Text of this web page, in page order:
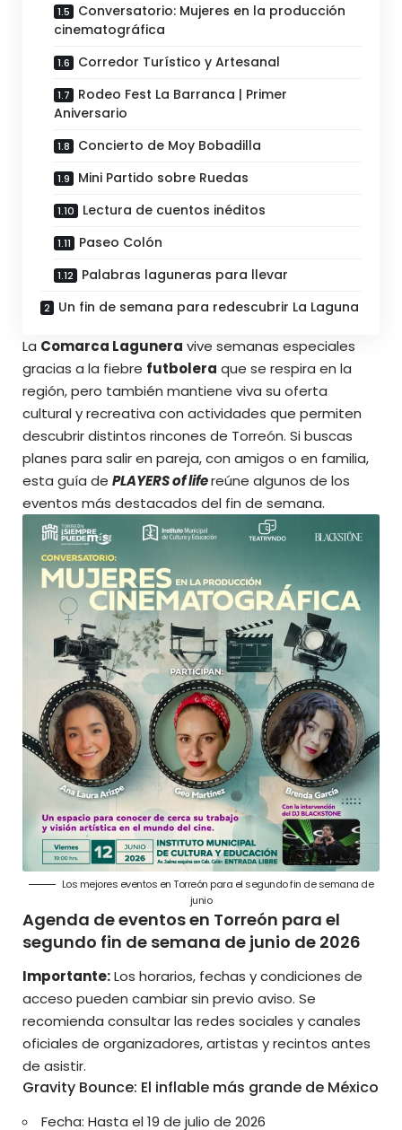
Conversatorio: Mujeres en la producción
cinematográfica
Corredor Turístico y Artesanal
Rodeo Fest La Barranca | Primer
Aniversario
Concierto de Moy Bobadilla
Mini Partido sobre Ruedas
Lectura de cuentos inéditos
Paseo Colón
Palabras laguneras para llevar
Un fin de semana para redescubrir La Laguna
La Comarca Lagunera vive semanas especiales
gracias a la fiebre futbolera que se respira en la
región, pero también mantiene viva su oferta
cultural y recreativa con actividades que permiten
descubrir distintos rincones de Torreón. Si buscas
planes para salir en pareja, con amigos o en familia,
esta guía de PLAYERS of lifereúne algunos de los
eventos más destacados del fin de semana.
Los mejores eventos en Torreón para el segundo fin de semana de
junio
Agenda de eventos en Torreón para el
segundo fin de semana de junio de 2026
Importante:Los horarios, fechas y condiciones de
acceso pueden cambiar sin previo aviso. Se
recomienda consultar las redes sociales y canales
oficiales de organizadores, artistas yrecintos antes
de asistir.
Gravity Bounce: El inflable más grande de México
Fecha: Hasta el 19 de julio de 2026